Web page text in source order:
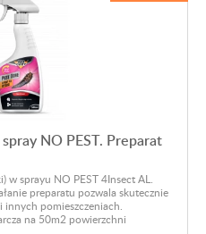
NO PEST. Preparat
w sprayu NO PEST 4Insect AL.
preparatu pozwala skutecznie
innych pomieszczeniach.
na 50m2 powierzchni